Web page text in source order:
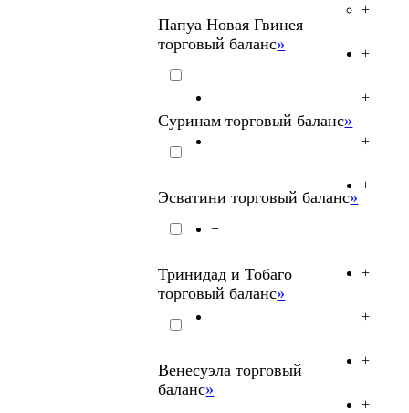
Папуа Новая Гвинея
торговый баланс»
Суринам торговый баланс»
Эсватини торговый баланс»
Тринидад и Тобаго
торговый баланс»
Венесуэла торговый
баланс»
+
+
+
+
+
+
+
+
+
+